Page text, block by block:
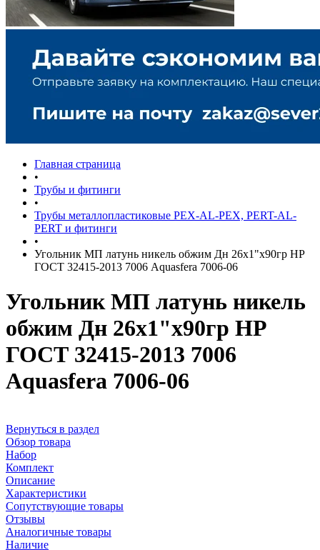
Главная страница
•
Трубы и фитинги
•
Трубы металлопластиковые PEX-AL-PEX, PERT-AL-
PERT и фитинги
•
Угольник МП латунь никель обжим Дн 26х1"х90гр НР
ГОСТ 32415-2013 7006 Aquasfera 7006-06
Угольник МП латунь никель
обжим Дн 26х1"х90гр НР
ГОСТ 32415-2013 7006
Aquasfera 7006-06
Вернуться в раздел
Обзор товара
Набор
Комплект
Описание
Характеристики
Сопутствующие товары
Отзывы
Аналогичные товары
Наличие